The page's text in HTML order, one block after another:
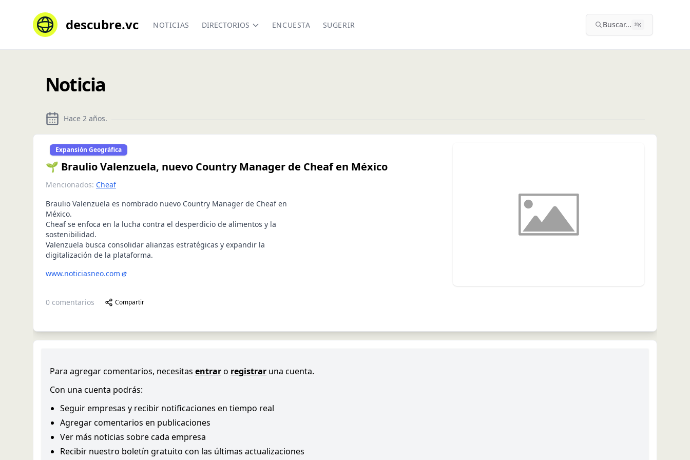
descubre.vc NOTICIAS DIRECTORIOS ENCUESTA SUGERIR Buscar... ⌘K
Noticia
Hace 2 años.
Expansión Geográfica
🌱 Braulio Valenzuela, nuevo Country Manager de Cheaf en México
Mencionados: Cheaf
Braulio Valenzuela es nombrado nuevo Country Manager de Cheaf en
México.
Cheaf se enfoca en la lucha contra el desperdicio de alimentos y la
sostenibilidad.
Valenzuela busca consolidar alianzas estratégicas y expandir la
digitalización de la plataforma.
www.noticiasneo.com
0 comentarios Compartir
Para agregar comentarios, necesitas entraro registrar una cuenta.
Con una cuenta podrás:
Seguir empresas y recibir notificaciones en tiempo real
Agregar comentarios en publicaciones
Ver más noticias sobre cada empresa
Recibir nuestro boletín gratuito con las últimas actualizaciones